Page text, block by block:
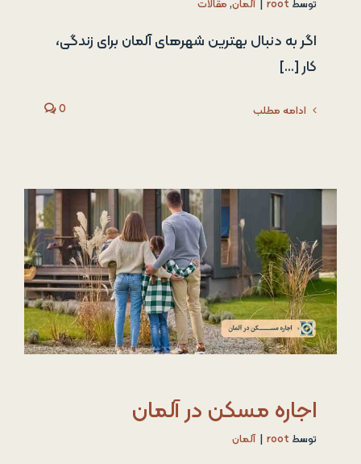
توسط root آلمان, مقالات
اگر به دنبال بهترین شهرهای آلمان برای زندگی،
کار [...]
ادامه مطلب 0
اجاره مسکن در آلمان
توسط root
| آلمان